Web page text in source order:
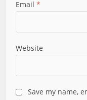
Email*
Website
Save my name,